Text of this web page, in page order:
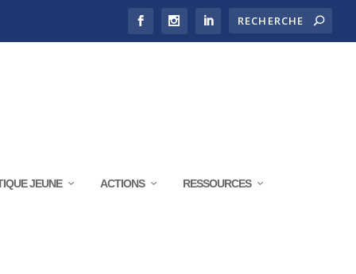
JEUNE ACTIONS RESSOURCES